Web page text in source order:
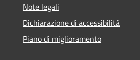
Note legali
Dichiarazione di accessibilità
Piano di miglioramento